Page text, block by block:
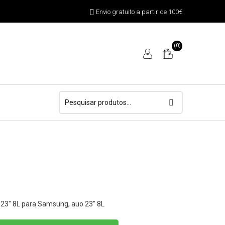
Envio gratuito a partir de 100€
(0)
8L para Samsung, auo 23″ 8L